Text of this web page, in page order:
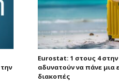
Eurostat: 1 στους 4
αδυνατούν να πάνε μια
διακοπές